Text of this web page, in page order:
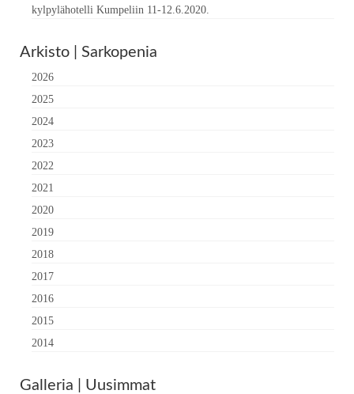
kylpylähotelli Kumpeliin 11-12.6.2020.
Arkisto | Sarkopenia
2026
2025
2024
2023
2022
2021
2020
2019
2018
2017
2016
2015
2014
Galleria | Uusimmat